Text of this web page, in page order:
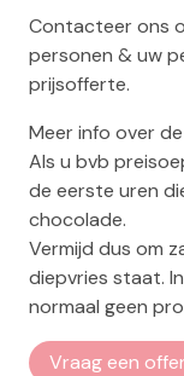
Contacteer ons
personen & uw
prijsofferte.
Meer info over
Als u bvb
de eerste uren
chocolade.
Vermijd dus om
diepvries staat.
normaal geen
Vraag een